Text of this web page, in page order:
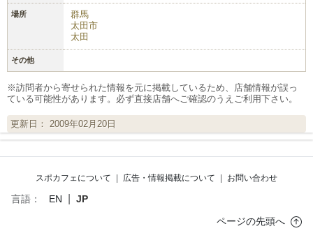
場所
群馬
太田市
太田
その他
※訪問者から寄せられた情報を元に掲載しているため、店舗情報が誤っ
ている可能性があります。必ず直接店舗へご確認のうえご利用下さい。
更新日： 2009年02月20日
スポカフェについて | 広告・情報掲載について | お問い合わせ
言語： EN
JP
ページの先頭へ